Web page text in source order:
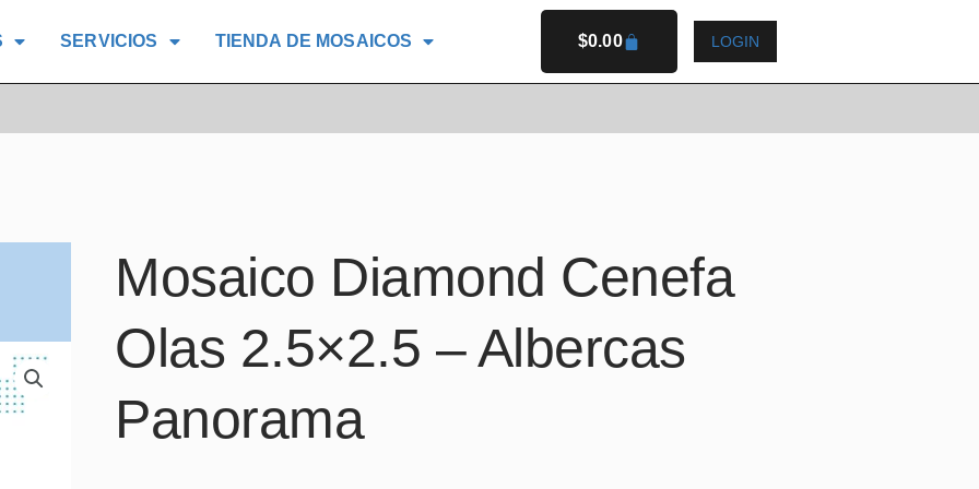
SERVICIOS TIENDA DE MOSAICOS $0.00CARRITO
LOGIN
Mosaico Diamond Cenefa
Olas 2.5×2.5 – Albercas
Panorama